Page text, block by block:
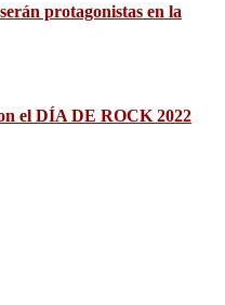
protagonistas en la
el DÍA DE ROCK 2022